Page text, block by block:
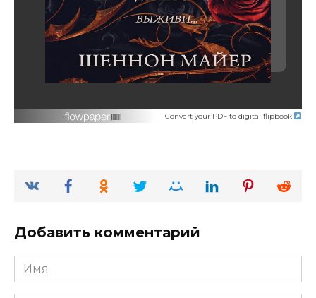
Convert your PDF to digital flipbook
Добавить комментарий
Имя
*